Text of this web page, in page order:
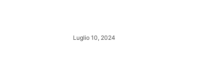
Luglio 10, 2024